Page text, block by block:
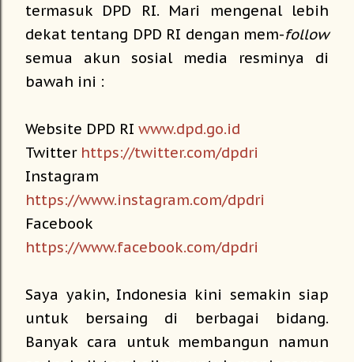
termasuk DPD RI. Mari mengenal lebih
dekat tentang DPD RI dengan mem-follow
semua akun sosial media resminya di
bawah ini :
Website DPD RI www.dpd.go.id
Twitter https://twitter.com/dpdri
Instagram
https://www.instagram.com/dpdri
Facebook
https://www.facebook.com/dpdri
Saya yakin, Indonesia kini semakin siap
untuk bersaing di berbagai bidang.
Banyak cara untuk membangun namun